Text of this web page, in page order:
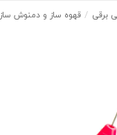
برقی قهوه ساز و دمنوش ساز